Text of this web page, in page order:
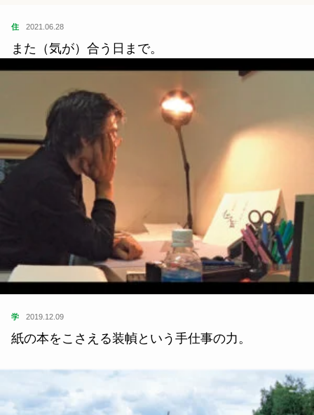
住 2021.06.28
また（気が）合う日まで。
学 2019.12.09
紙の本をこさえる装幀という手仕事の力。